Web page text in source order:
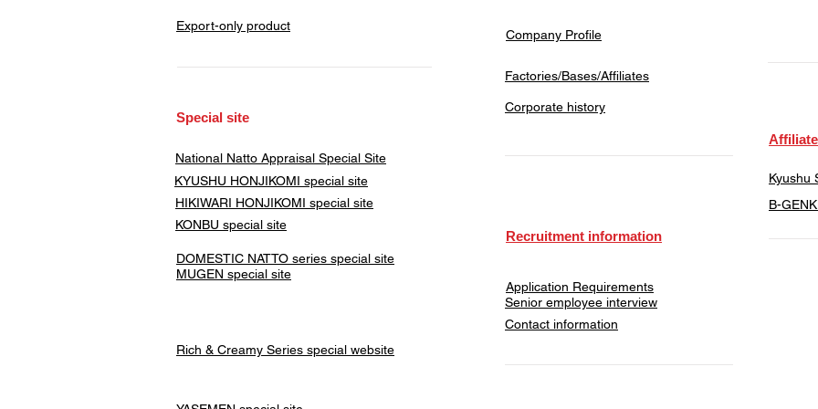
Export-only product
Company Profile
Factories/Bases/Affiliates
​Special site
Corporate history
​National Natto Appraisal Special Site
KYUSHU HONJIKOMI special site
HIKIWARI HONJIKOMI special site
KONBU special site
Kyushu
​B-
Recruitment information
DOMESTIC NATTO series special site
MUGEN special site
Application Requirements
Senior employee interview
​Contact information
Rich & Creamy Series special website